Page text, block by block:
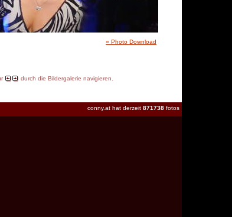
» Photo Download
durch die Bildergalerie navigieren.
conny.at hat derzeit 871738 fotos